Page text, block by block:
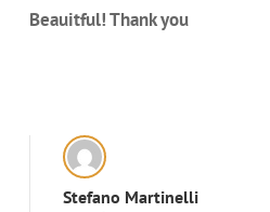
Beauitful! Thank you
Stefano Martinelli